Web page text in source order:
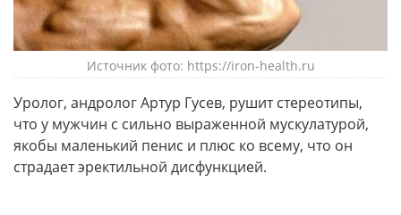
Источник фото: https://iron-health.ru
Уролог, андролог Артур Гусев, рушит стереотипы,
что у мужчин с сильно выраженной мускулатурой,
якобы маленький пенис и плюс ко всему, что он
страдает эректильной дисфункцией.